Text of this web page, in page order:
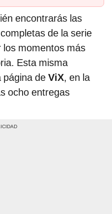
encontrarás las
de la serie
los momentos más
Esta misma
página de ViX, en la
ocho entregas